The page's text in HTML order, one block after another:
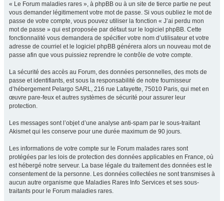
« Le Forum maladies rares », à phpBB ou à un site de tierce partie ne peut
vous demander légitimement votre mot de passe. Si vous oubliez le mot de
passe de votre compte, vous pouvez utiliser la fonction « J’ai perdu mon
mot de passe » qui est proposée par défaut sur le logiciel phpBB. Cette
fonctionnalité vous demandera de spécifier votre nom d’utilisateur et votre
adresse de courriel et le logiciel phpBB générera alors un nouveau mot de
passe afin que vous puissiez reprendre le contrôle de votre compte.
La sécurité des accès au Forum, des données personnelles, des mots de
passe et identifiants, est sous la responsabilité de notre fournisseur
d’hébergement Pelargo SARL, 216 rue Lafayette, 75010 Paris, qui met en
œuvre pare-feux et autres systèmes de sécurité pour assurer leur
protection.
Les messages sont l’objet d’une analyse anti-spam par le sous-traitant
Akismet qui les conserve pour une durée maximum de 90 jours.
Les informations de votre compte sur le Forum malades rares sont
protégées par les lois de protection des données applicables en France, où
est hébergé notre serveur. La base légale du traitement des données est le
consentement de la personne. Les données collectées ne sont transmises à
aucun autre organisme que Maladies Rares Info Services et ses sous-
traitants pour le Forum maladies rares.